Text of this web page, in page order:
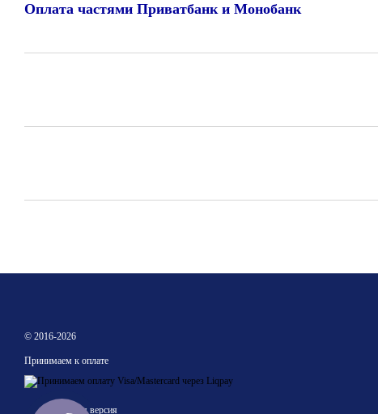
Оплата частями Приватбанк и Монобанк
© 2016-2026
Принимаем к оплате
Мобильная версия